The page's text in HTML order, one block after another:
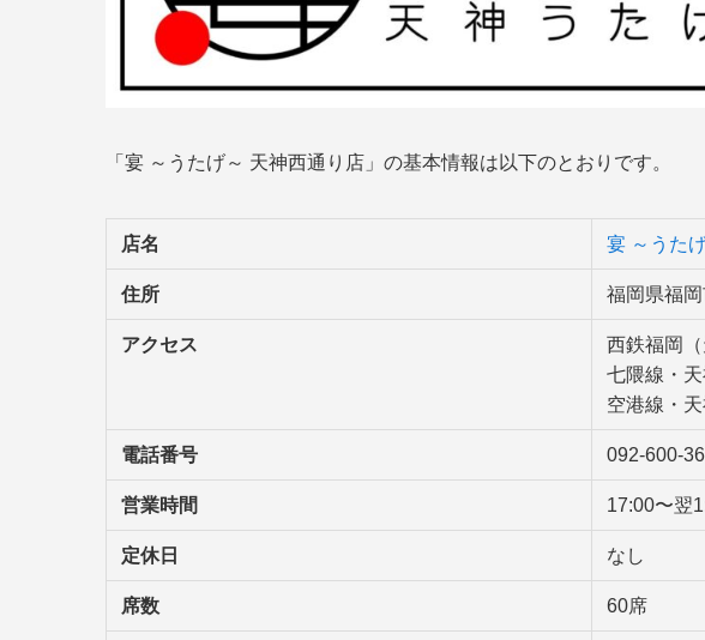
「宴 ～うたげ～ 天神西通り店」の基本情報は以下のとおりです。
店名 宴 ～うた
住所 福岡県福
アクセス
西鉄福岡
七隈線・
空港線・
電話番号 092-600-
営業時間 17:00〜翌
定休日 なし
席数 60席